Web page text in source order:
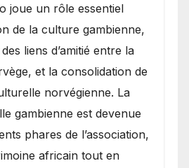
joue un rôle essentiel
de la culture gambienne,
liens d’amitié entre la
et la consolidation de
norvégienne. La
gambienne est devenue
phares de l’association,
africain tout en